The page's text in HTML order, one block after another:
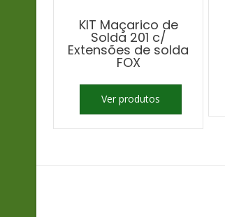
KIT Maçarico de
Solda 201 c/
Extensões de solda
FOX
Ver produtos